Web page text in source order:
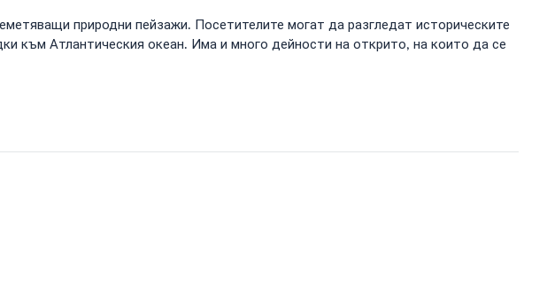
природни пейзажи. Посетителите могат да разгледат историческите
към Атлантическия океан. Има и много дейности на открито, на които да се